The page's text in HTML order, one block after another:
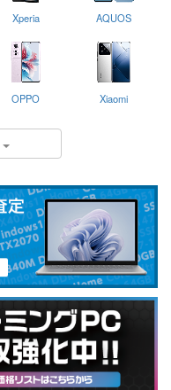
Xperia AQUOS
OPPO Xiaomi